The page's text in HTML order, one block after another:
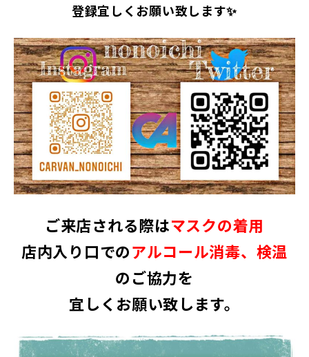
登録宜しくお願い致します✨
ご来店される際はマスクの着用
店内入り口でのアルコール消毒、検温
のご協力を
宜しくお願い致します。